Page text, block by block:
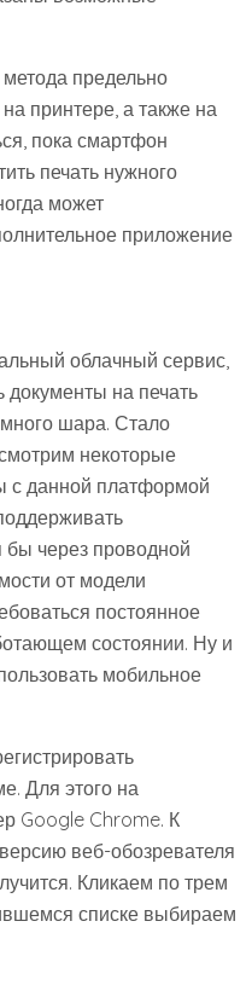
предельно
принтере, а также на
пока смартфон
печать нужного
может
приложение
облачный сервис,
документы на печать
шара. Стало
некоторые
с данной платформой
бы через проводной
от модели
постоянное
состоянии. Ну и
мобильное
Для этого на
Google Chrome. К
веб-обозревателя
Кликаем по трем
списке выбираем